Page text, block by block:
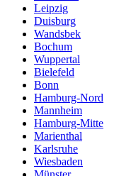
Leipzig
Duisburg
Wandsbek
Bochum
Wuppertal
Bielefeld
Bonn
Hamburg-Nord
Mannheim
Hamburg-Mitte
Marienthal
Karlsruhe
Wiesbaden